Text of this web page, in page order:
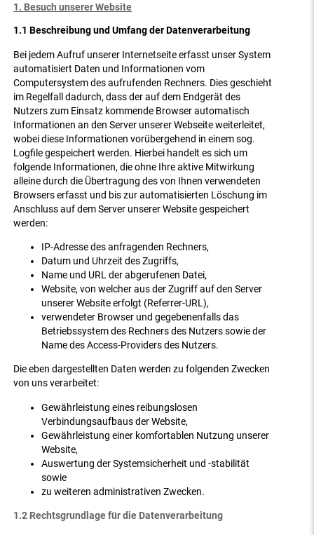
1. Besuch unserer Website
1.1 Beschreibung und Umfang der Datenverarbeitung
Bei jedem Aufruf unserer Internetseite erfasst unser System
automatisiert Daten und Informationen vom
Computersystem des aufrufenden Rechners. Dies geschieht
im Regelfall dadurch, dass der auf dem Endgerät des
Nutzers zum Einsatz kommende Browser automatisch
Informationen an den Server unserer Webseite weiterleitet,
wobei diese Informationen vorübergehend in einem sog.
Logfile gespeichert werden. Hierbei handelt es sich um
folgende Informationen, die ohne Ihre aktive Mitwirkung
alleine durch die Übertragung des von Ihnen verwendeten
Browsers erfasst und bis zur automatisierten Löschung im
Anschluss auf dem Server unserer Website gespeichert
werden:
IP-Adresse des anfragenden Rechners,
Datum und Uhrzeit des Zugriffs,
Name und URL der abgerufenen Datei,
Website, von welcher aus der Zugriff auf den Server
unserer Website erfolgt (Referrer-URL),
verwendeter Browser und gegebenenfalls das
Betriebssystem des Rechners des Nutzers sowie der
Name des Access-Providers des Nutzers.
Die eben dargestellten Daten werden zu folgenden Zwecken
von uns verarbeitet:
Gewährleistung eines reibungslosen
Verbindungsaufbaus der Website,
Gewährleistung einer komfortablen Nutzung unserer
Website,
Auswertung der Systemsicherheit und -stabilität
sowie
zu weiteren administrativen Zwecken.
1.2 Rechtsgrundlage für die Datenverarbeitung